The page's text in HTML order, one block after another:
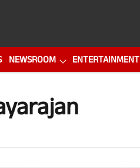
NEWSROOM ENTERTAINMENT